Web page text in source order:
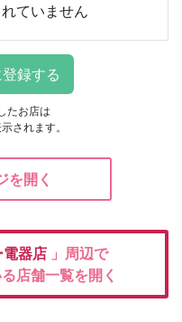
ていません
たお店は
されます。
を開く
電器店 」周辺で
店舗一覧を開く